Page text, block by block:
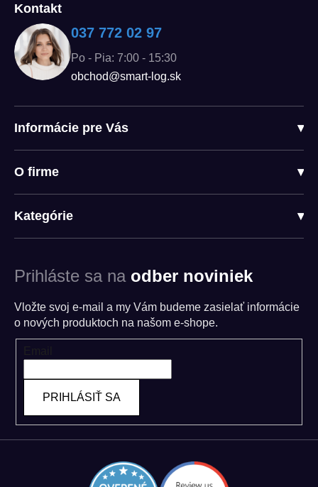
Kontakt
037 772 02 97
Po - Pia: 7:00 - 15:30
obchod@smart-log.sk
Informácie pre Vás ▾
O firme ▾
Kategórie ▾
Prihláste sa na odber noviniek
Vložte svoj e-mail a my Vám budeme zasielať informácie
o nových produktoch na našom e-shope.
PRIHLÁSIŤ SA